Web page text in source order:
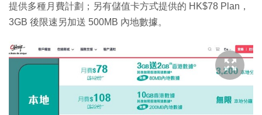
提供多種月費計劃；另有儲值卡方式提供的 HK$78 Plan，
3GB 後限速另加送 500MB 內地數據。